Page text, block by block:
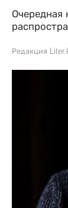
Очередная
Редакция